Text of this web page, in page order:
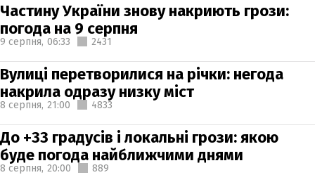
Частину України знову накриють грози:
погода на 9 серпня
9 серпня, 06:33 2431
Вулиці перетворилися на річки: негода
накрила одразу низку міст
8 серпня, 21:00 4833
До +33 градусів і локальні грози: якою
буде погода найближчими днями
8 серпня, 20:00 889